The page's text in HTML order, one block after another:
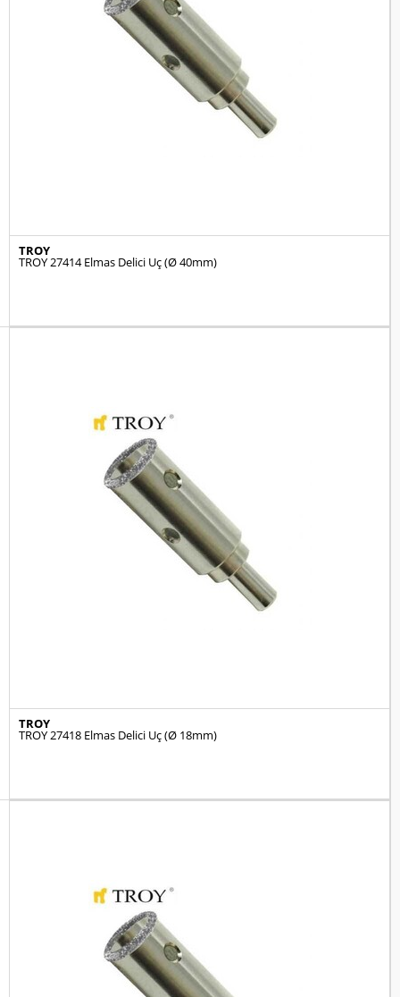
TROY
TROY 27414 Elmas Delici Uç (Ø 40mm)
TROY
TROY 27418 Elmas Delici Uç (Ø 18mm)